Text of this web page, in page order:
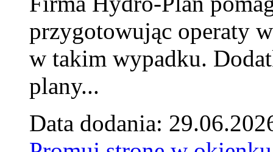
przygotowując operaty
w takim wypadku.
plany...
Data dodania: